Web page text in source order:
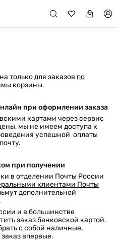
только для заказов по
корзины.
при оформлении заказа
картами через сервис
мы не имеем доступа к
успешной оплаты
при получении
в отделении Почты России
клиентами Почты
дополнительной
и в большинстве
заказ банковской картой.
с собой наличные,
впервые.